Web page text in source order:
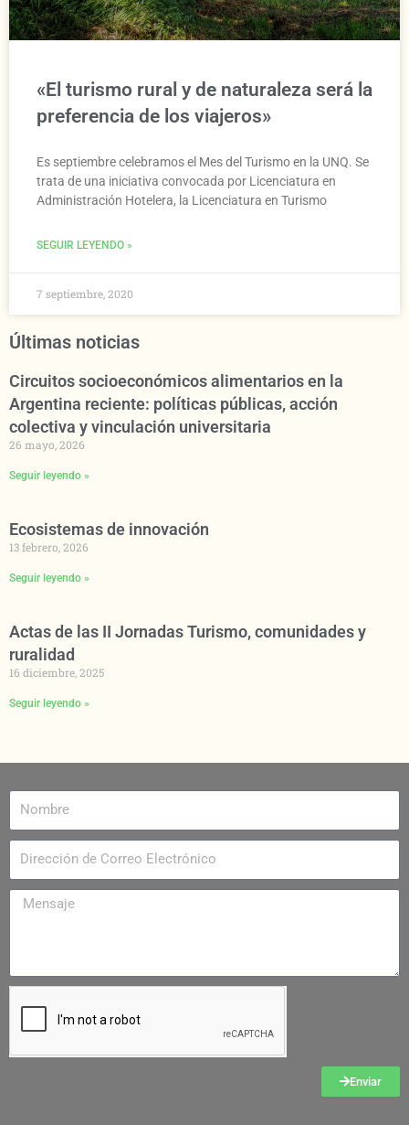
«El turismo rural y de naturaleza será la
preferencia de los viajeros»
Es septiembre celebramos el Mes del Turismo en la UNQ. Se
trata de una iniciativa convocada por Licenciatura en
Administración Hotelera, la Licenciatura en Turismo
SEGUIR LEYENDO »
7 septiembre, 2020
Últimas noticias
Circuitos socioeconómicos alimentarios en la
Argentina reciente: políticas públicas, acción
colectiva y vinculación universitaria
26 mayo, 2026
Seguir leyendo »
Ecosistemas de innovación
13 febrero, 2026
Seguir leyendo »
Actas de las II Jornadas Turismo, comunidades y
ruralidad
16 diciembre, 2025
Seguir leyendo »
Enviar